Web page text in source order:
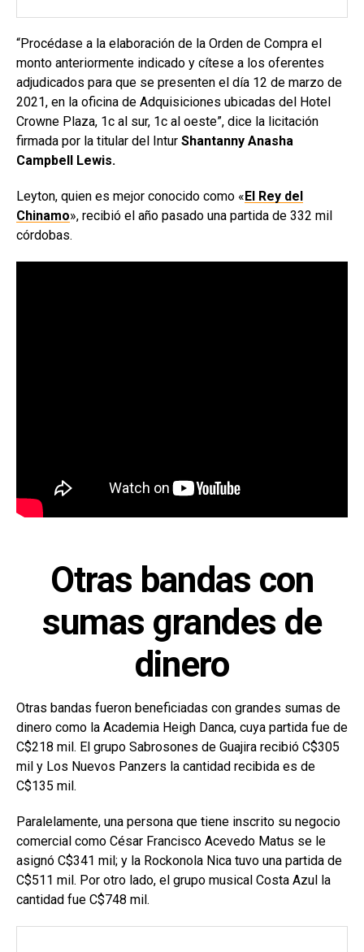
“Procédase a la elaboración de la Orden de Compra el
monto anteriormente indicado y cítese a los oferentes
adjudicados para que se presenten el día 12 de marzo de
2021, en la oficina de Adquisiciones ubicadas del Hotel
Crowne Plaza, 1c al sur, 1c al oeste”, dice la licitación
firmada por la titular del Intur Shantanny Anasha
Campbell Lewis.
Leyton, quien es mejor conocido como « El Rey del
Chinamo», recibió el año pasado una partida de 332 mil
córdobas.
Otras bandas con
sumas grandes de
dinero
Otras bandas fueron beneficiadas con grandes sumas de
dinero como la Academia Heigh Danca, cuya partida fue de
C$218 mil. El grupo Sabrosones de Guajira recibió C$305
mil y Los Nuevos Panzers la cantidad recibida es de
C$135 mil.
Paralelamente, una persona que tiene inscrito su negocio
comercial como César Francisco Acevedo Matus se le
asignó C$341 mil; y la Rockonola Nica tuvo una partida de
C$511 mil. Por otro lado, el grupo musical Costa Azul la
cantidad fue C$748 mil.